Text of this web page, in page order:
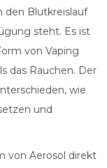
den Blutkreislauf
steht. Es ist
von Vaping
das Rauchen. Der
wie
und
von Aerosol direkt